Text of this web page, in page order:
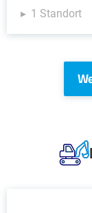
1 Standort